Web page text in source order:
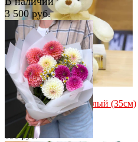
избранное сравнить
Мишутка с бантом белый (35см)
В наличии
850 руб.
избранное сравнить
3 500 руб.